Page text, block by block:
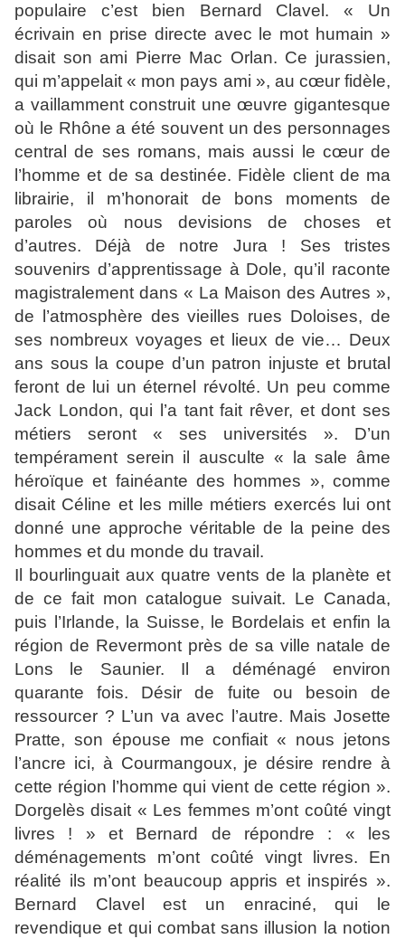
populaire c’est bien Bernard
Clavel. « Un
écrivain en prise directe avec le mot humain »
disait son ami Pierre Mac Orlan. Ce jurassien,
qui m’appelait « mon pays ami », au cœur fidèle,
a vaillamment construit une œuvre gigantesque
où le Rhône a été souvent un des personnages
central de ses romans, mais aussi le cœur de
l’homme et de sa destinée. Fidèle client de ma
librairie, il m’honorait de bons moments de
paroles où nous devisions de choses et
d’autres. Déjà de notre Jura ! Ses tristes
souvenirs d’apprentissage à Dole, qu’il raconte
magistralement dans « La Maison des Autres »,
de l’atmosphère des vieilles rues Doloises, de
ses nombreux voyages et lieux de vie… Deux
ans sous la coupe d’un patron injuste et brutal
feront de lui un éternel révolté. Un peu comme
Jack London, qui l’a tant fait rêver, et dont ses
métiers seront « ses universités ». D’un
tempérament serein il ausculte « la sale âme
héroïque et fainéante des hommes », comme
disait Céline et les mille métiers exercés lui ont
donné une approche véritable de la peine des
hommes et du monde du travail.
Il bourlinguait aux quatre vents de la planète et
de ce fait mon catalogue suivait. Le Canada,
puis l’Irlande, la Suisse, le Bordelais et enfin la
région de Revermont près de sa ville natale de
Lons le Saunier. Il a déménagé environ
quarante fois. Désir de fuite ou besoin de
ressourcer ? L’un va avec l’autre. Mais Josette
Pratte, son épouse me confiait « nous jetons
l’ancre ici, à Courmangoux, je désire rendre à
cette région l’homme qui vient de cette région ».
Dorgelès disait « Les femmes m’ont coûté vingt
livres ! » et Bernard de répondre : « les
déménagements m’ont coûté vingt livres. En
réalité ils m’ont beaucoup appris et inspirés ».
Bernard Clavel est un enraciné, qui le
revendique et qui combat sans illusion la notion